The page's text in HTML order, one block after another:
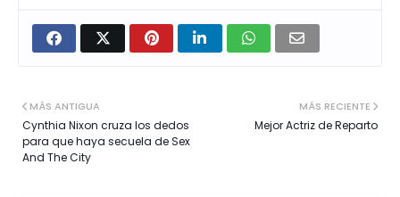
MÁS RECIENTE
Mejor Actriz de Reparto
MÁS ANTIGUA
Cynthia Nixon cruza los dedos
para que haya secuela de Sex
And The City